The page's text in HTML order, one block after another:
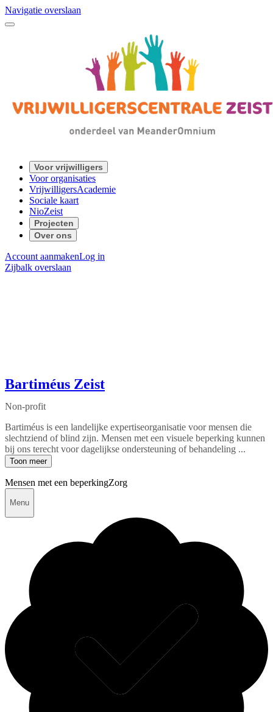
Navigatie overslaan
Voor vrijwilligers
Voor organisaties
VrijwilligersAcademie
Sociale kaart
NioZeist
Projecten
Over ons
Account aanmakenLog in
Zijbalk overslaan
Bartiméus Zeist
Non-profit
Bartiméus is een landelijke expertiseorganisatie voor mensen die
slechtziend of blind zijn. Mensen met een visuele beperking kunnen
bij ons terecht voor dagelijkse ondersteuning of behandeling ...
Toon meer
Mensen met een beperkingZorg
Menu